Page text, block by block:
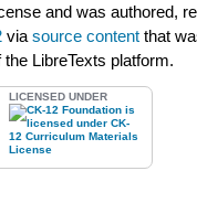
and was authored,
viasource content that
LibreTexts platform.
LICENSED UNDER